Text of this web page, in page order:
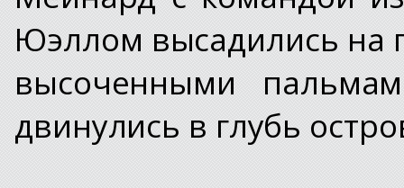
Юэллом высадились на
высоченными
двинулись в глубь